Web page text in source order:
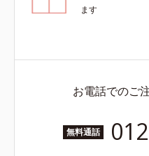
ます
お電話でのご
無料通話